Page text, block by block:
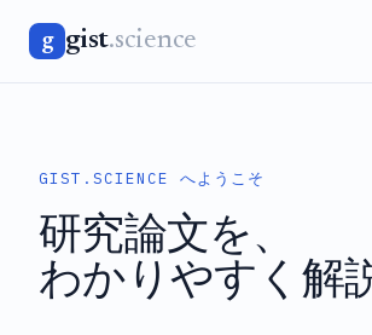
g gist.science
GIST.SCIENCE へようこそ
研究論文を、
わかりやすく解